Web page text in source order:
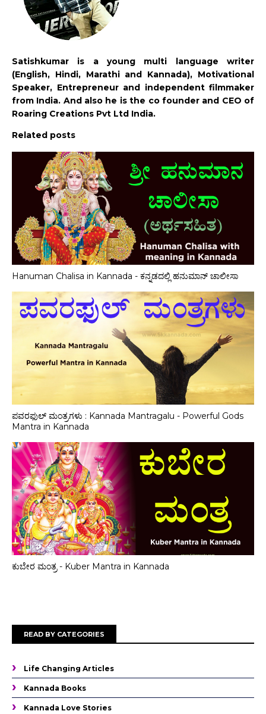
Satishkumar is a young multi language writer
(English, Hindi, Marathi and Kannada), Motivational
Speaker, Entrepreneur and independent filmmaker
from India. And also he is the co founder and CEO of
Roaring Creations Pvt Ltd India.
Related posts
Hanuman Chalisa in Kannada - ಕನ್ನಡದಲ್ಲಿ ಹನುಮಾನ್ ಚಾಲೀಸಾ
ಪವರಫುಲ್ ಮಂತ್ರಗಳು : Kannada Mantragalu - Powerful Gods
Mantra in Kannada
ಕುಬೇರ ಮಂತ್ರ - Kuber Mantra in Kannada
READ BY CATEGORIES
Life Changing Articles
Kannada Books
Kannada Love Stories